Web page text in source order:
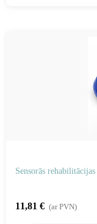
Sensorās
11,81 € (ar PVN)